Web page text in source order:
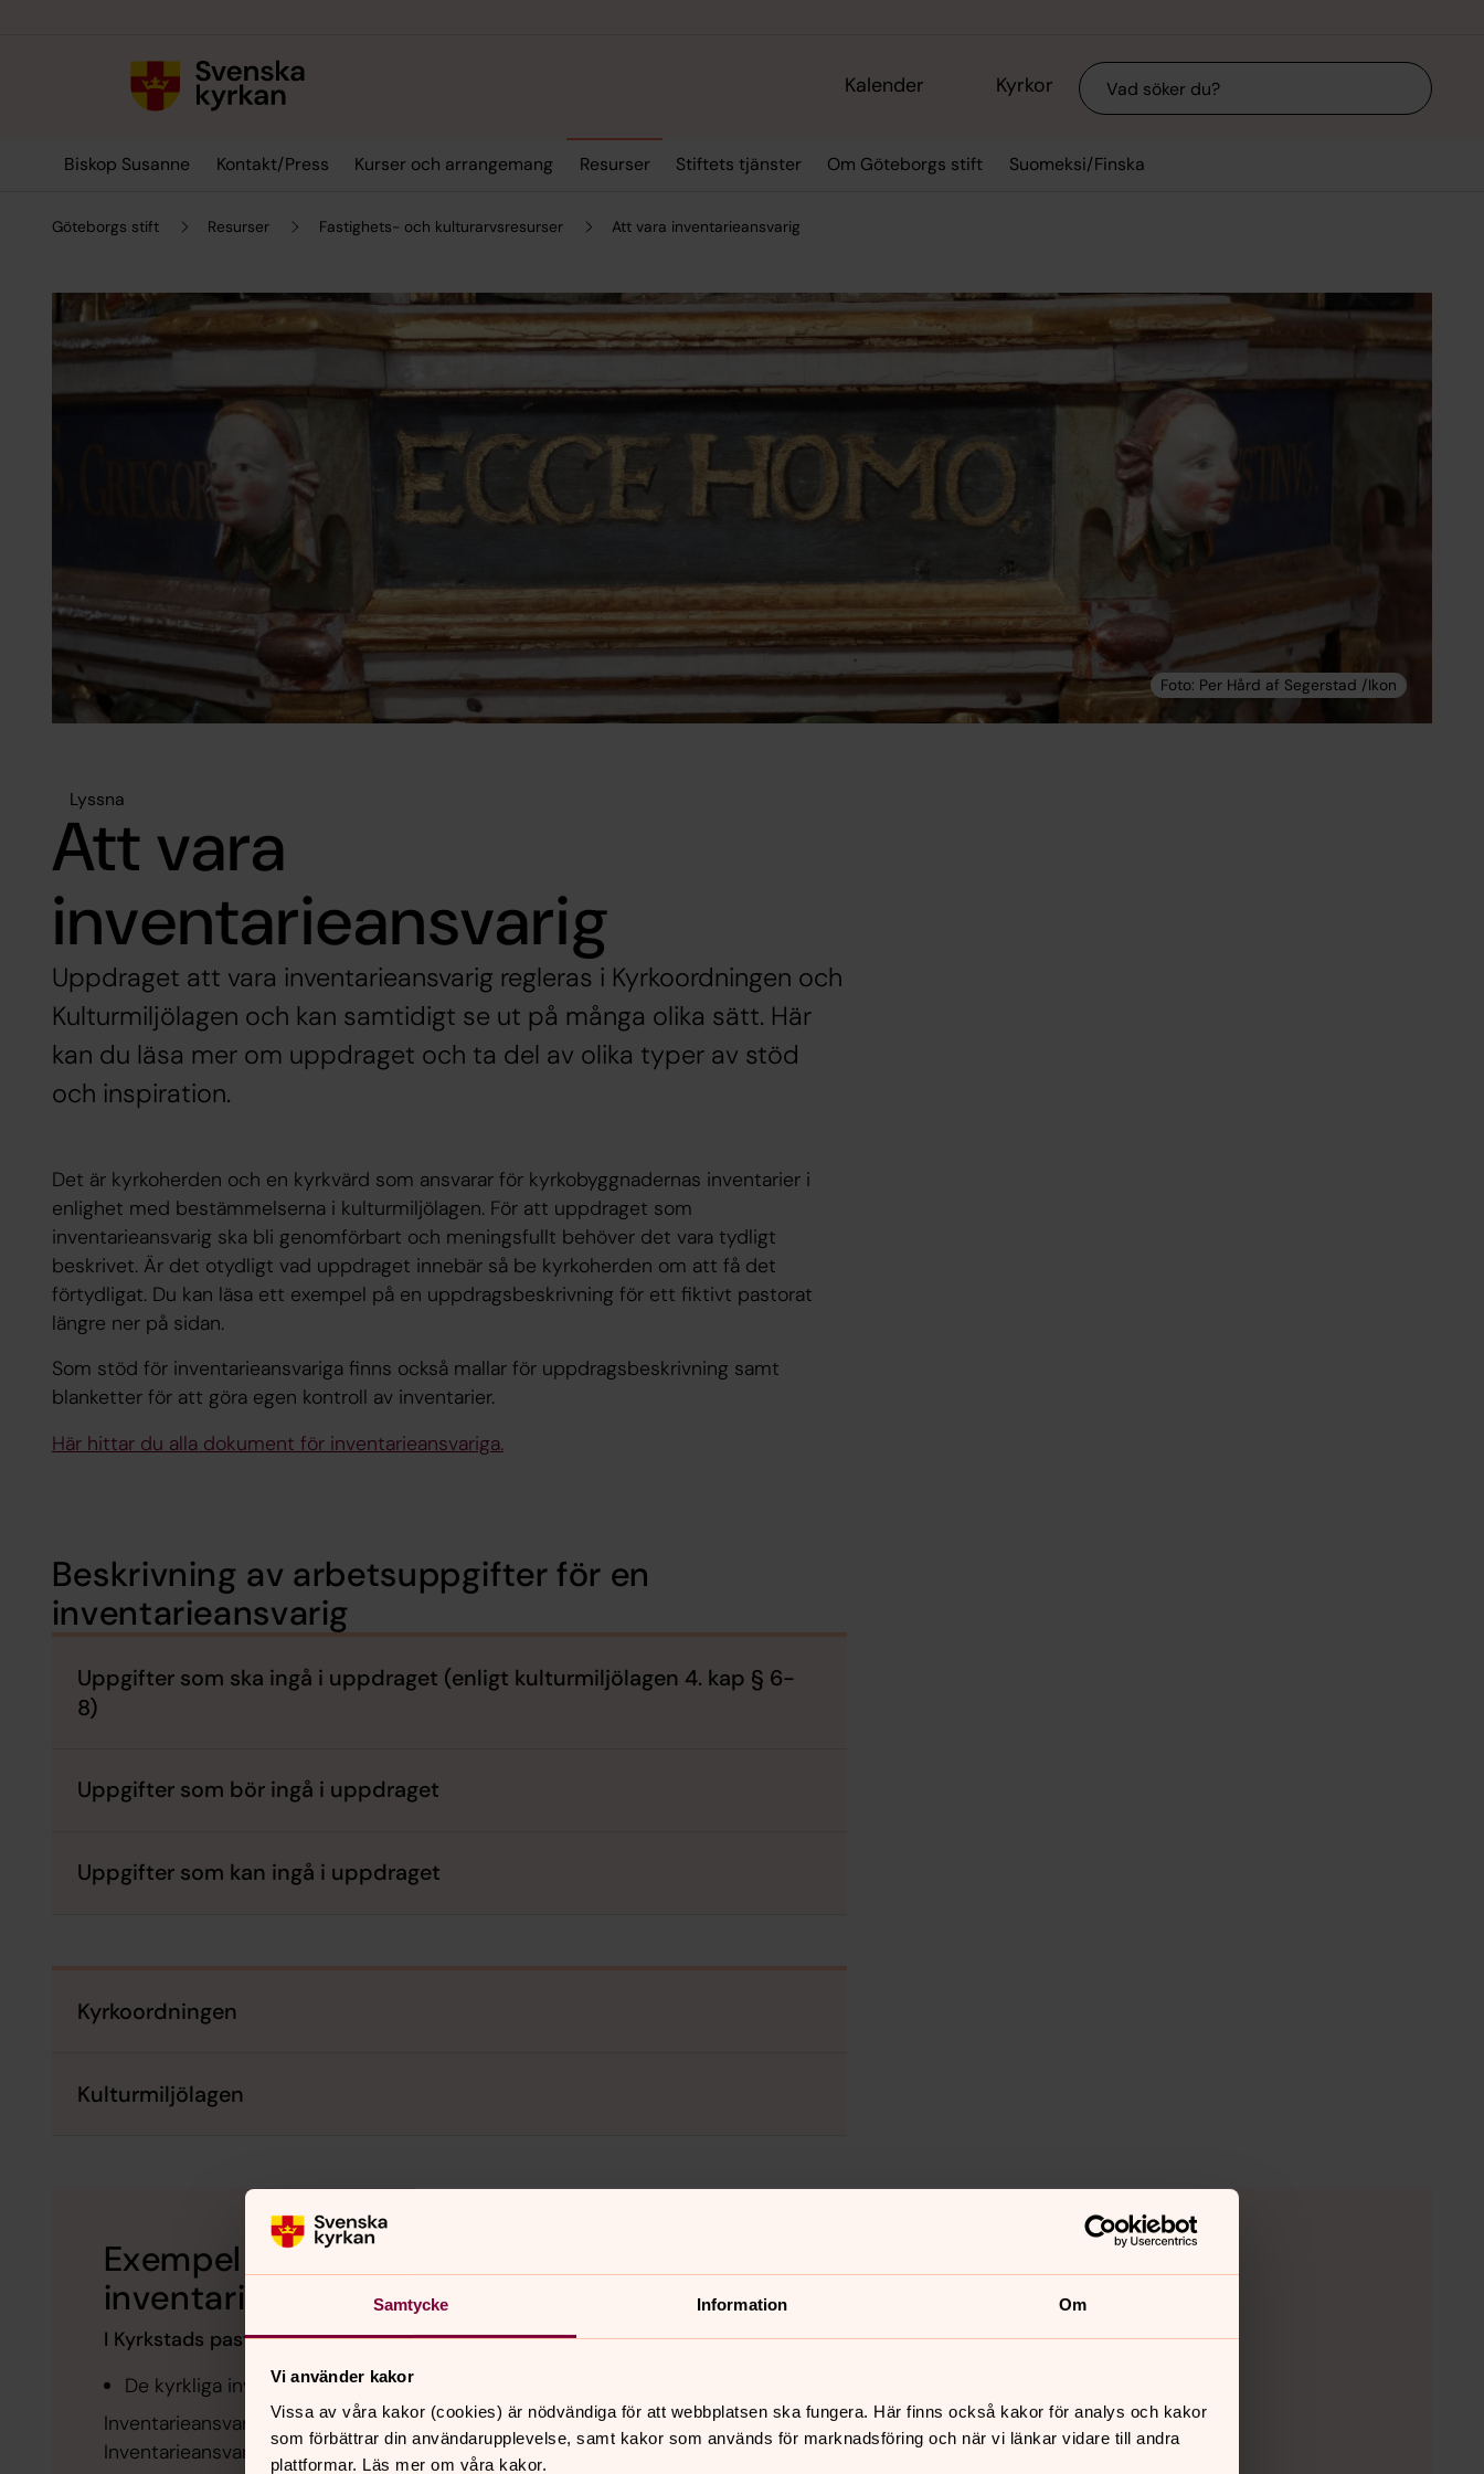
Samtycke Information Om
Vi använder kakor
Vissa av våra kakor (cookies) är nödvändiga för att webbplatsen ska fungera. Här finns också kakor för analys och kakor
som förbättrar din användarupplevelse, samt kakor som används för marknadsföring och när vi länkar vidare till andra
plattformar. Läs mer om våra kakor.
Kalender Kyrkor Sök
Biskop Susanne Kontakt/Press Kurser och arrangemang Resurser Stiftets tjänster Om Göteborgs stift Suomeksi/Finska
Göteborgs stift Resurser Fastighets- och kulturarvsresurser Att vara inventarieansvarig
Lyssna
Att vara
inventarieansvarig
Uppdraget att vara inventarieansvarig regleras i Kyrkoordningen och
Kulturmiljölagen och kan samtidigt se ut på många olika sätt. Här
kan du läsa mer om uppdraget och ta del av olika typer av stöd
och inspiration.
Det är kyrkoherden och en kyrkvärd som ansvarar för kyrkobyggnadernas inventarier i
enlighet med bestämmelserna i kulturmiljölagen. För att uppdraget som
inventarieansvarig ska bli genomförbart och meningsfullt behöver det vara tydligt
beskrivet. Är det otydligt vad uppdraget innebär så be kyrkoherden om att få det
förtydligat. Du kan läsa ett exempel på en uppdragsbeskrivning för ett fiktivt pastorat
längre ner på sidan.
Som stöd för inventarieansvariga finns också mallar för uppdragsbeskrivning samt
blanketter för att göra egen kontroll av inventarier.
Här hittar du alla dokument för inventarieansvariga.
Beskrivning av arbetsuppgifter för en
inventarieansvarig
Uppgifter som ska ingå i uppdraget (enligt kulturmiljölagen 4. kap § 6-
8)
Uppgifter som bör ingå i uppdraget
Uppgifter som kan ingå i uppdraget
Kyrkoordningen
Kulturmiljölagen
Exempel på uppdragsbeskrivning för
inventarieansvarig
I Kyrkstads pastorat är man inventarieansvarig för:
De kyrkliga inventarierna i kyrka A, kyrka B och kyrka C.
Inventarieansvariga under mandatperioden 2026–2029 är Bertil Svensson och Stina Eriksson.
Inventarieansvarigas kontaktperson i pastoratet är i första hand fastighetsansvarig.